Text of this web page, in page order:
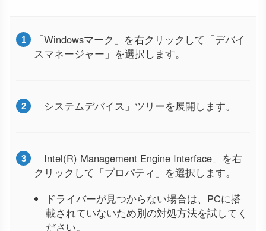
「Windowsマーク」を右クリックして「デバイ
スマネージャー」を選択します。
「システムデバイス」ツリーを展開します。
「Intel(R) Management Engine Interface」を右
クリックして「プロパティ」を選択します。
ドライバーが見つからない場合は、PCに搭
載されていないため別の対処方法を試してく
ださい。